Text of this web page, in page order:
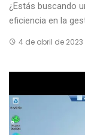
¿Estás buscando
eficiencia en la
4 de abril de 2023